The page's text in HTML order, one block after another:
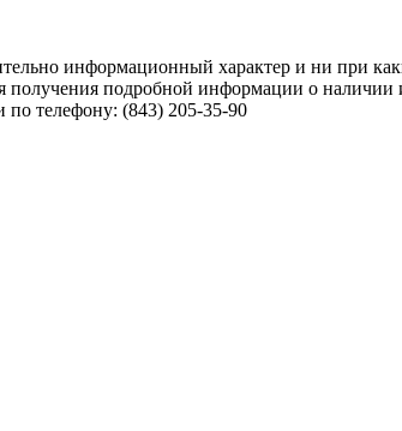
информационный характер и ни при
подробной информации о
телефону: (843) 205-35-90